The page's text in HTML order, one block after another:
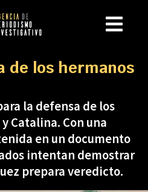
de los hermanos
la defensa de los
Catalina. Con una
en un documento
intentan demostrar
prepara veredicto.